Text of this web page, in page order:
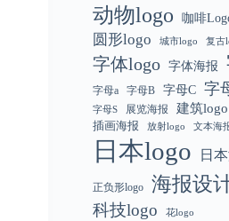
动物logo
咖啡
圆形logo 城市logo 复古
字体logo 字体海报
字母a 字母B 字母C 字
字母S 展览海报 建筑logo
插画海报 放射logo 文本海
日本logo 日
正负形logo 海报设
科技logo 花logo